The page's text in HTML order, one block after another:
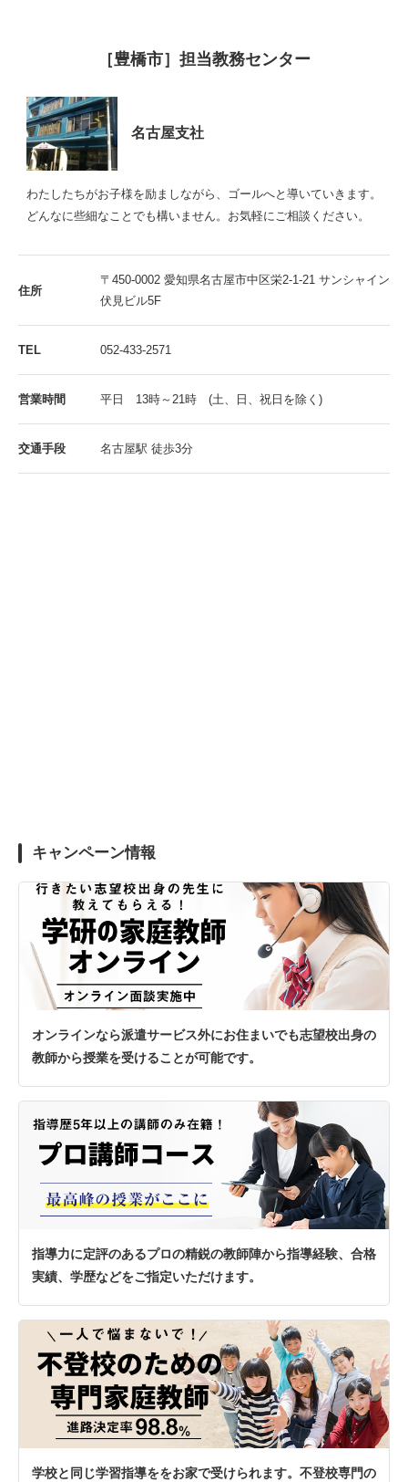
［豊橋市］担当教務センター
名古屋支社
わたしたちがお子様を励ましながら、ゴールへと導いていきます。
どんなに些細なことでも構いません。お気軽にご相談ください。
住所
〒450-0002 愛知県名古屋市中区栄2-1-21 サンシャイン
伏見ビル5F
TEL 052-433-2571
営業時間 平日 13時～21時 (土、日、祝日を除く)
交通手段 名古屋駅 徒歩3分
キャンペーン情報
オンラインなら派遣サービス外にお住まいでも志望校出身の
教師から授業を受けることが可能です。
指導力に定評のあるプロの精鋭の教師陣から指導経験、合格
実績、学歴などをご指定いただけます。
学校と同じ学習指導ををお家で受けられます。不登校専門の